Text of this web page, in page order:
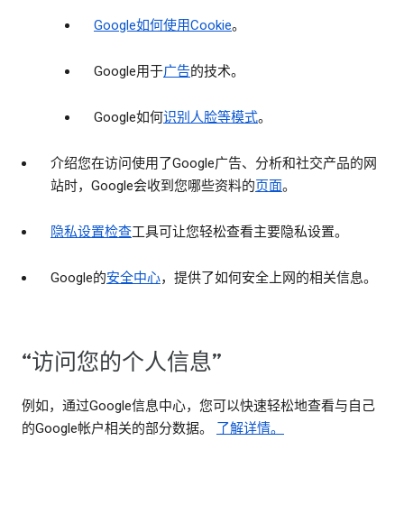
Google如何使用Cookie。
Google用于广告的技术。
Google如何识别人脸等模式。
介绍您在访问使用了Google广告、分析和社交产品的网
站时，Google会收到您哪些资料的页面。
隐私设置检查工具可让您轻松查看主要隐私设置。
Google的安全中心，提供了如何安全上网的相关信息。
“访问您的个人信息”
例如，通过Google信息中心，您可以快速轻松地查看与自己
的Google帐户相关的部分数据。 了解详情。